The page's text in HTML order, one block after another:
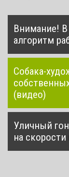
Внимание!
алгоритм
Собака-
(видео)
Уличный
на